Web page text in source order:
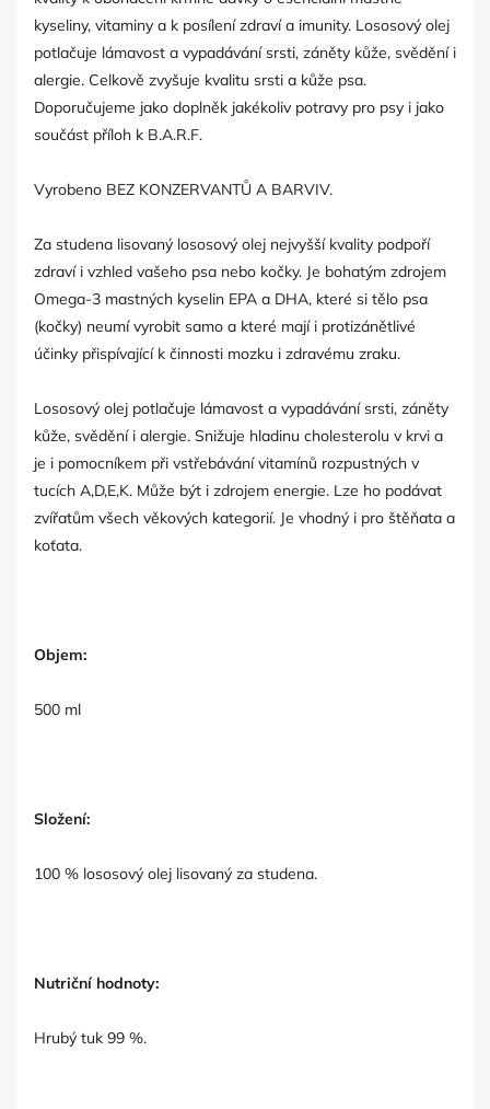
kyseliny, vitaminy a k posílení zdraví a imunity. Lososový olej
potlačuje lámavost a vypadávání srsti, záněty kůže, svědění i
alergie. Celkově zvyšuje kvalitu srsti a kůže psa.
Doporučujeme jako doplněk jakékoliv potravy pro psy i jako
součást příloh k B.A.R.F.
Vyrobeno BEZ KONZERVANTŮ A BARVIV.
Za studena lisovaný lososový olej nejvyšší kvality podpoří
zdraví i vzhled vašeho psa nebo kočky. Je bohatým zdrojem
Omega-3 mastných kyselin EPA a DHA, které si tělo psa
(kočky) neumí vyrobit samo a které mají i protizánětlivé
účinky přispívající k činnosti mozku i zdravému zraku.
Lososový olej potlačuje lámavost a vypadávání srsti, záněty
kůže, svědění i alergie. Snižuje hladinu cholesterolu v krvi a
je i pomocníkem při vstřebávání vitamínů rozpustných v
tucích A,D,E,K. Může být i zdrojem energie. Lze ho podávat
zvířatům všech věkových kategorií. Je vhodný i pro štěňata a
koťata.
Objem:
500 ml
Složení:
100 % lososový olej lisovaný za studena.
Nutriční hodnoty:
Hrubý tuk 99 %.